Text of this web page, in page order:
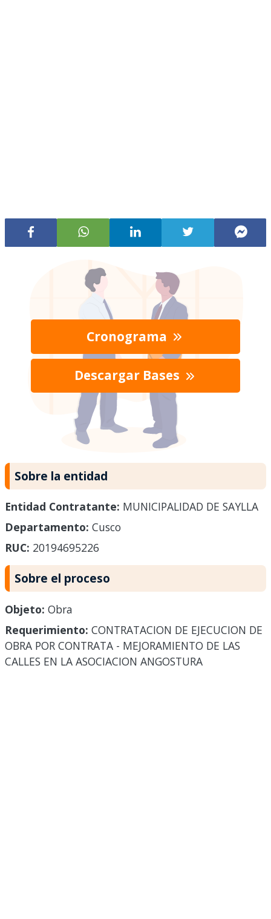
Cronograma
Descargar Bases
Sobre la entidad
Entidad Contratante: MUNICIPALIDAD DE SAYLLA
Departamento: Cusco
RUC: 20194695226
Sobre el proceso
Objeto: Obra
Requerimiento: CONTRATACION DE EJECUCION DE
OBRA POR CONTRATA - MEJORAMIENTO DE LAS
CALLES EN LA ASOCIACION ANGOSTURA